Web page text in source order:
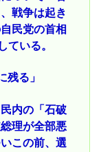
戦争は起き
民党の首相
ている。
残る」
内の「石破
理が全部悪
この前、選